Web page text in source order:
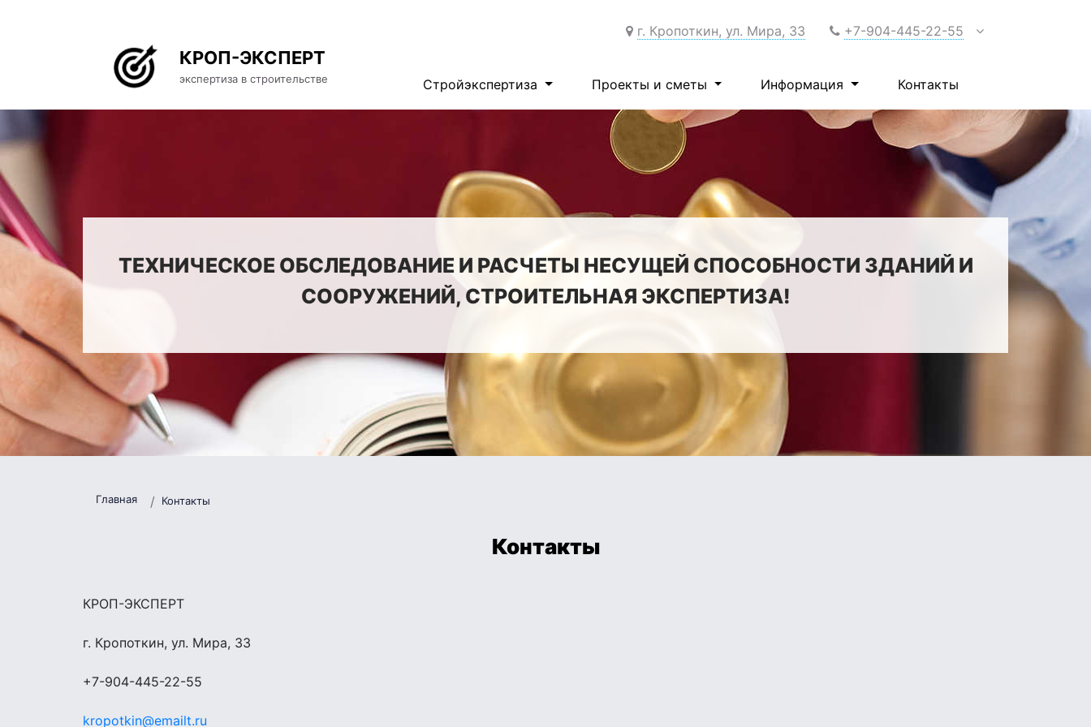
КРОП-ЭКСПЕРТ
экспертиза в строительстве
г. Кропоткин, ул. Мира, 33 +7-904-445-22-55
Стройэкспертиза Проекты и сметы Информация Контакты
ТЕХНИЧЕСКОЕ ОБСЛЕДОВАНИЕ И РАСЧЕТЫ НЕСУЩЕЙ СПОСОБНОСТИ ЗДАНИЙ И
СООРУЖЕНИЙ, СТРОИТЕЛЬНАЯ ЭКСПЕРТИЗА!
Главная Контакты
Контакты
КРОП-ЭКСПЕРТ
г. Кропоткин, ул. Мира, 33
+7-904-445-22-55
kropotkin@emailt.ru